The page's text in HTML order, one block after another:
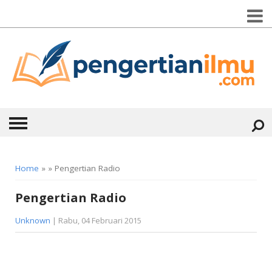
KONTAK
Home » » Pengertian Radio
Pengertian Radio
Unknown | Rabu, 04 Februari 2015